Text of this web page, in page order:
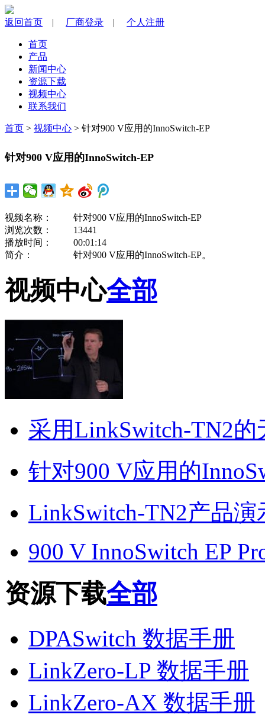
返回首页 | 厂商登录 | 个人注册
首页
产品
新闻中心
资源下载
视频中心
联系我们
首页 > 视频中心 > 针对900 V应用的InnoSwitch-EP
针对900 V应用的InnoSwitch-EP
视频名称：
针对900 V应用的InnoSwitch-EP
浏览次数：
13441
播放时间：
00:01:14
简介：
针对900 V应用的InnoSwitch-EP。
视频中心全部
采用LinkSwitch-TN2
针对900 V应用的
LinkSwitch-TN2产品演
900 V InnoSwitch EP
资源下载全部
DPASwitch 数据手册
LinkZero-LP 数据手册
LinkZero-AX 数据手册